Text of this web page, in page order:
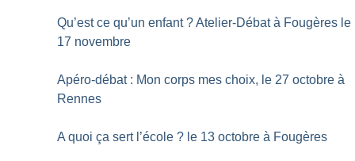
Qu’est ce qu’un enfant ? Atelier-Débat à Fougères le
17 novembre
Apéro-débat : Mon corps mes choix, le 27 octobre à
Rennes
A quoi ça sert l’école ? le 13 octobre à Fougères